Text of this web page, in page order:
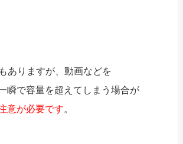
ありますが、動画などを
瞬で容量を超えてしまう場合が
意が必要です。